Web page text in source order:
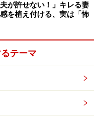
が許せない！」キレる妻
を植え付ける、実は「怖
テーマ